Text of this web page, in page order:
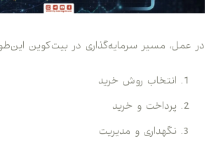
در عمل، مسیر سرمایه‌گذاری در بیت‌کوین
انتخاب روش خرید
پرداخت و خرید
نگهداری و مدیریت